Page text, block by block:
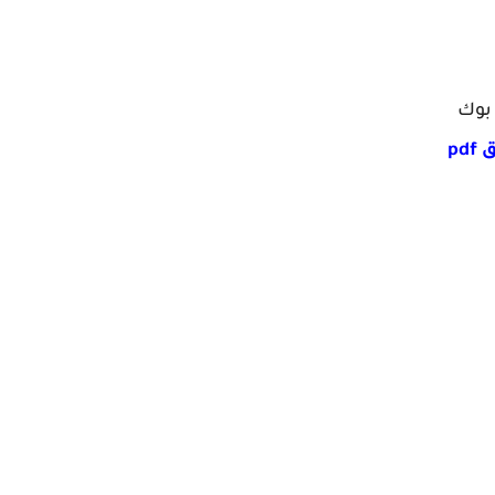
بوك
واية نسيم العشق pdf